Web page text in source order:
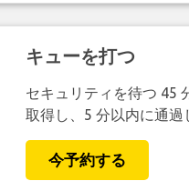
キューを打つ
セキュリティを待つ 45
取得し、5 分以内に通過
今予約する